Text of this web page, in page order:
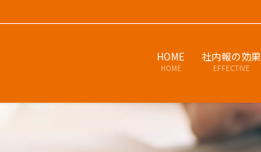
HOME
HOME
社内報の効果
EFFECTIVE